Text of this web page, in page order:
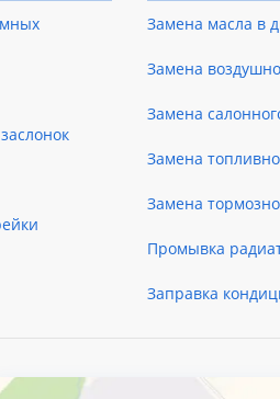
Замена масла в
Замена
Замена
Замена
Замена
Промывка
Заправка